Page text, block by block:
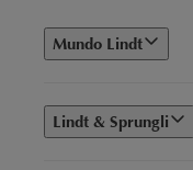
Mundo Lindt
Lindt & Sprungli